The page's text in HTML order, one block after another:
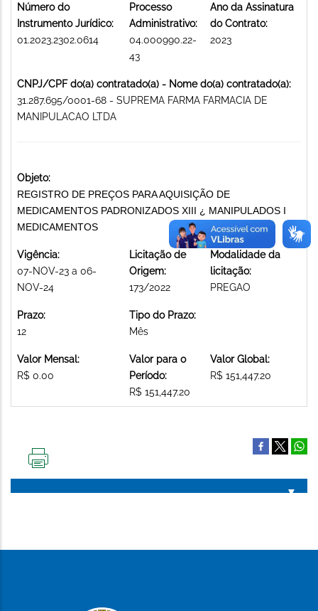
Número do
Instrumento Jurídico:
01.2023.2302.0614
Processo
Administrativo:
04.000990.22-
43
Ano da Assinatura
do Contrato:
2023
CNPJ/CPF do(a) contratado(a) - Nome do(a) contratado(a):
31.287.695/0001-68 - SUPREMA FARMA FARMACIA DE
MANIPULACAO LTDA
Objeto:
REGISTRO DE PREÇOS PARA AQUISIÇÃO DE
MEDICAMENTOS PADRONIZADOS XIII ¿ MANIPULADOS I
MEDICAMENTOS
Vigência:
07-NOV-23 a 06-
NOV-24
Licitação de
Origem:
173/2022
Modalidade da
licitação:
PREGAO
Prazo:
12
Tipo do Prazo:
Mês
Valor Mensal:
R$ 0.00
Valor para o
Período:
R$ 151,447.20
Valor Global:
R$ 151,447.20
PÁGINA